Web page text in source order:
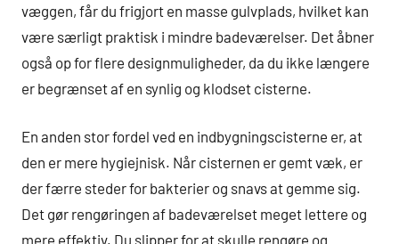
væggen, får du frigjort en masse gulvplads, hvilket kan
være særligt praktisk i mindre badeværelser. Det åbner
også op for flere designmuligheder, da du ikke længere
er begrænset af en synlig og klodset cisterne.
En anden stor fordel ved en indbygningscisterne er, at
den er mere hygiejnisk. Når cisternen er gemt væk, er
der færre steder for bakterier og snavs at gemme sig.
Det gør rengøringen af badeværelset meget lettere og
mere effektiv. Du slipper for at skulle rengøre og